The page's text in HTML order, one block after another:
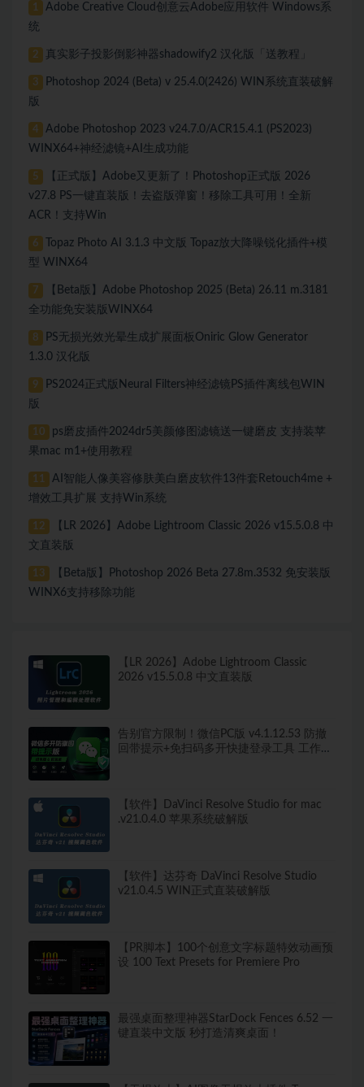
1
Adobe Creative Cloud创意云Adobe应用软件 Windows系
统
2 真实影子投影倒影神器shadowify2 汉化版「送教程」
3
Photoshop 2024 (Beta) v 25.4.0(2426) WIN系统直装破解
版
4
Adobe Photoshop 2023 v24.7.0/ACR15.4.1 (PS2023)
WINX64+神经滤镜+AI生成功能
5
【正式版】Adobe又更新了！Photoshop正式版 2026
v27.8 PS一键直装版！去盗版弹窗！移除工具可用！全新
ACR！支持Win
6
Topaz Photo AI 3.1.3 中文版 Topaz放大降噪锐化插件+模
型 WINX64
7
【Beta版】Adobe Photoshop 2025 (Beta) 26.11 m.3181
全功能免安装版WINX64
8
PS无损光效光晕生成扩展面板Oniric Glow Generator
1.3.0 汉化版
9
PS2024正式版Neural Filters神经滤镜PS插件离线包WIN
版
10
ps磨皮插件2024dr5美颜修图滤镜送一键磨皮 支持装苹
果mac m1+使用教程
11
AI智能人像美容修肤美白磨皮软件13件套Retouch4me +
增效工具扩展 支持Win系统
12
【LR 2026】Adobe Lightroom Classic 2026 v15.5.0.8 中
文直装版
13
【Beta版】Photoshop 2026 Beta 27.8m.3532 免安装版
WINX6支持移除功能
【LR 2026】Adobe Lightroom Classic
2026 v15.5.0.8 中文直装版
告别官方限制！微信PC版 v4.1.12.53 防撤
回带提示+免扫码多开快捷登录工具 工作生
【软件】DaVinci Resolve Studio for mac
.v21.0.4.0 苹果系统破解版
【软件】达芬奇 DaVinci Resolve Studio
v21.0.4.5 WIN正式直装破解版
【PR脚本】100个创意文字标题特效动画预
设 100 Text Presets for Premiere Pro
最强桌面整理神器StarDock Fences 6.52 一
键直装中文版 秒打造清爽桌面！